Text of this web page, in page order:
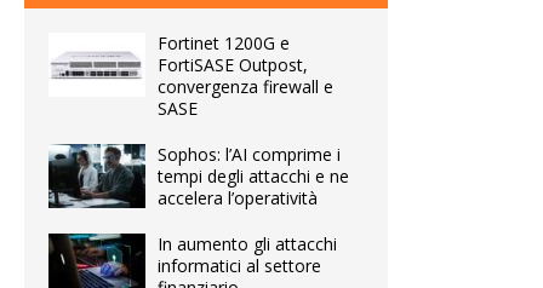
Fortinet 1200G e
FortiSASE Outpost,
convergenza firewall e
SASE
Sophos: l’AI comprime i
tempi degli attacchi e ne
accelera l’operatività
In aumento gli attacchi
informatici al settore